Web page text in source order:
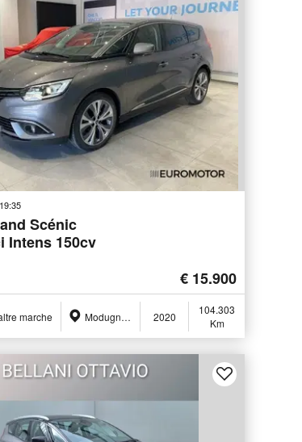
Scénic
Intens 150cv
€ 15.900
marche Modugno (BA) 2020
104.303
Km